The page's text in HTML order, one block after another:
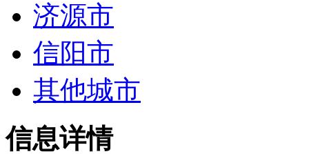
济源市
信阳市
其他城市
信息详情